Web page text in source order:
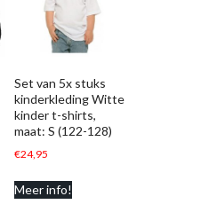
Set van 5x stuks
kinderkleding Witte
kinder t-shirts,
maat: S (122-128)
€24,95
Meer info!